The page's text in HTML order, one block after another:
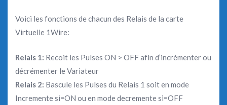
Voici les fonctions de chacun des Relais de la carte
Virtuelle 1Wire:
Relais 1: Recoit les Pulses ON > OFF afin d’incrémenter ou
décrémenter le Variateur
Relais 2: Bascule les Pulses du Relais 1 soit en mode
Incremente si=ON ou en mode decremente si=OFF